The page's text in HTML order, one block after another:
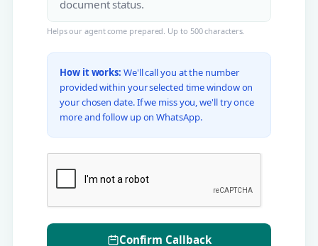
Helps our agent come prepared. Up to 500 characters.
How it works: We'll call you at the number
provided within your selected time window on
your chosen date. If we miss you, we'll try once
more and follow up on WhatsApp.
Confirm Callback